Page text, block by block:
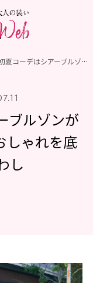
60代の初夏コーデはシアーブルゾンが使える！すっきり見せておしゃれを底上げ！【60代初夏の着まわし3weeks・Day3】
ブルゾンが
しゃれを底
し